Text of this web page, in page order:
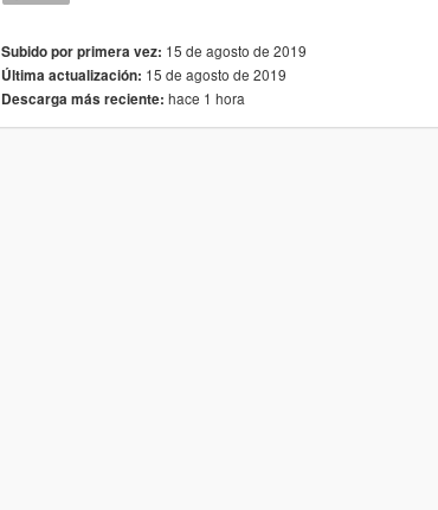
Subido por primera vez: 15 de agosto de 2019
Última actualización: 15 de agosto de 2019
Descarga más reciente: hace 1 hora